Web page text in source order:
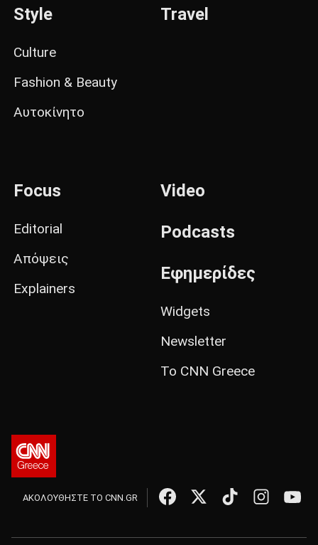
Style
Culture
Fashion & Beauty
Αυτοκίνητο
Travel
Focus
Editorial
Απόψεις
Explainers
Video
Podcasts
Εφημερίδες
Widgets
Newsletter
Το CNN Greece
ΑΚΟΛΟΥΘΗΣΤΕ ΤΟ CNN.GR